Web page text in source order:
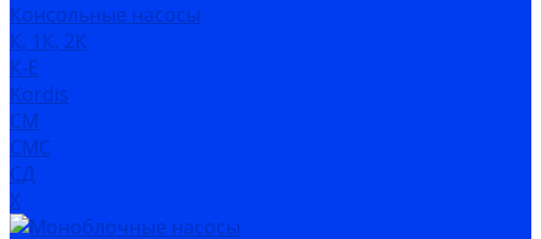
Консольные насосы
К, 1К, 2К
К-Е
Kordis
СМ
СМС
СД
Х